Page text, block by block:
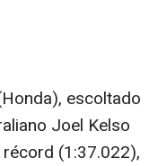
escoltado
Joel Kelso
(1:37.022),